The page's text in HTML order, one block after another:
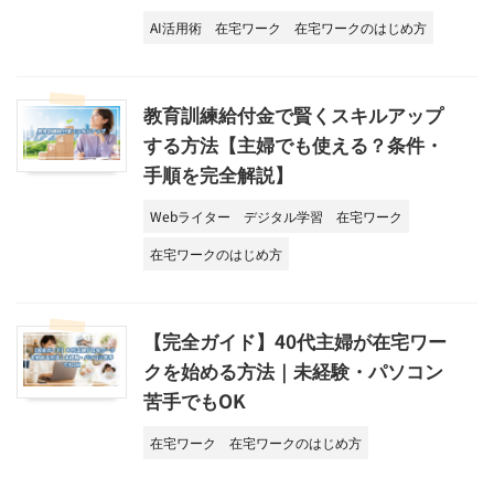
AI活用術 在宅ワーク 在宅ワークのはじめ方
教育訓練給付金で賢くスキルアップ
する方法【主婦でも使える？条件・
手順を完全解説】
Webライター デジタル学習
在宅ワーク
在宅ワークのはじめ方
【完全ガイド】40代主婦が在宅ワー
クを始める方法｜未経験・パソコン
苦手でもOK
在宅ワーク 在宅ワークのはじめ方